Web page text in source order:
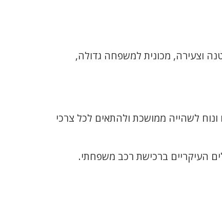
וצעירה, מכונית למשפחה גדולה,
לשהייה ממושכת ולהתאים לכל צרכי
העיקריים ברכישת רכב משפחתי.